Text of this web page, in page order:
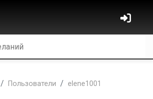
Пользователи elene1001